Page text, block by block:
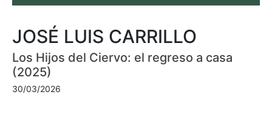
JOSÉ LUIS CARRILLO
Los Hijos del Ciervo: el regreso a casa
(2025)
30/03/2026